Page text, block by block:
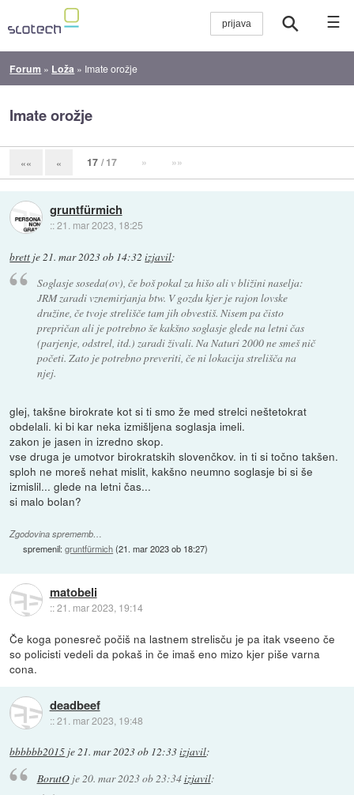
☰
Forum » Loža » Imate orožje
Imate orožje
«« « 17 / 17 » »»
gruntfürmich
::21. mar 2023, 18:25
brett je21. mar 2023 ob 14:32 izjavil:
Soglasje soseda(ov), če boš pokal za hišo ali v bližini naselja:
JRM zaradi vznemirjanja btw. V gozdu kjer je rajon lovske
družine, če tvoje strelišče tam jih obvestiš. Nisem pa čisto
prepričan ali je potrebno še kakšno soglasje glede na letni čas
(parjenje, odstrel, itd.) zaradi živali. Na Naturi 2000 ne smeš nič
početi. Zato je potrebno preveriti, če ni lokacija strelišča na
njej.
glej, takšne birokrate kot si ti smo že med strelci neštetokrat
obdelali. ki bi kar neka izmišljena soglasja imeli.
zakon je jasen in izredno skop.
vse druga je umotvor birokratskih slovenčkov. in ti si točno takšen.
sploh ne moreš nehat mislit, kakšno neumno soglasje bi si še
izmislil... glede na letni čas...
si malo bolan?
Zgodovina sprememb…
spremenil:gruntfürmich(21. mar 2023 ob 18:27)
matobeli
::21. mar 2023, 19:14
Če koga ponesreč počiš na lastnem strelisču je pa itak vseeno če
so policisti vedeli da pokaš in če imaš eno mizo kjer piše varna
cona.
deadbeef
::21. mar 2023, 19:48
bbbbbb2015 je21. mar 2023 ob 12:33izjavil:
BorutOje20. mar 2023 ob 23:34izjavil: